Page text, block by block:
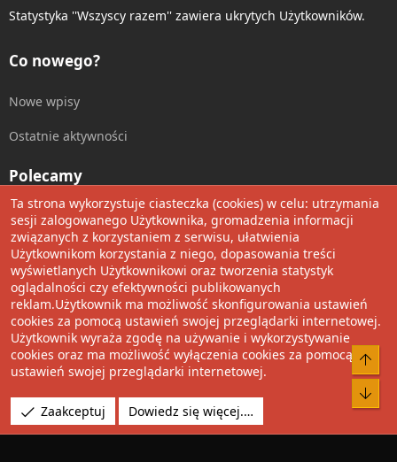
Statystyka ''Wszyscy razem'' zawiera ukrytych Użytkowników.
Co nowego?
Nowe wpisy
Ostatnie aktywności
Polecamy
Wolnościowe cytaty
Udostępnij
Facebook
TwitterRedditPinterest
TumblrWhatsApp
Umieść Link
Community platform by XenForo® © 2010-2022 XenForo Ltd.
Pixel Exit
Tłumaczenie wykonane przezXboxForum.pl
Media embeds
via s9e/MediaSites
Ta strona wykorzystuje ciasteczka (cookies) w celu: utrzymania
sesji zalogowanego Użytkownika, gromadzenia informacji
związanych z korzystaniem z serwisu, ułatwienia
Użytkownikom korzystania z niego, dopasowania treści
wyświetlanych Użytkownikowi oraz tworzenia statystyk
oglądalności czy efektywności publikowanych
reklam.Użytkownik ma możliwość skonfigurowania ustawień
cookies za pomocą ustawień swojej przeglądarki internetowej.
Użytkownik wyraża zgodę na używanie i wykorzystywanie
cookies oraz ma możliwość wyłączenia cookies za pomocą
ustawień swojej przeglądarki internetowej.
Zaakceptuj Dowiedz się więcej.…
Do